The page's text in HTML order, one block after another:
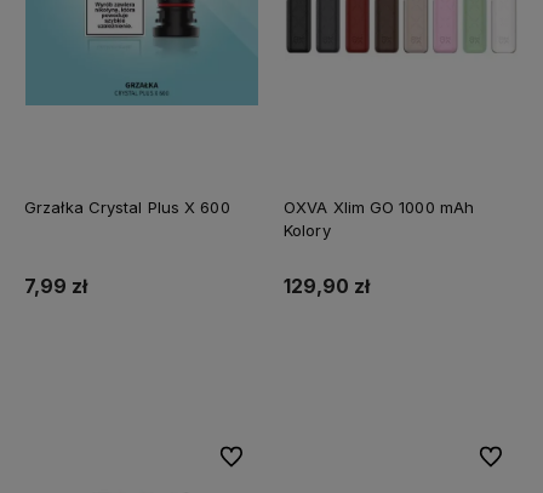
Grzałka Crystal Plus X 600
7,99 zł
OXVA Xlim GO 1000 mAh
Kolory
129,90 zł
Do ulubionych Do